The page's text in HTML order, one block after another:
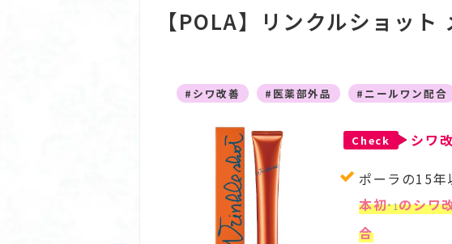
【POLA】リンクルショッ
#シワ改善 #医薬部外品 #ニールワン配合
Check
シワ
ポーラの15年
本初*1のシワ
合